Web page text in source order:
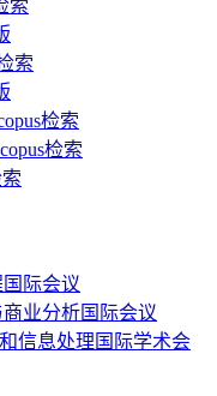
索
索
检索
检索
际会议
业分析国际会议
信息处理国际学术会